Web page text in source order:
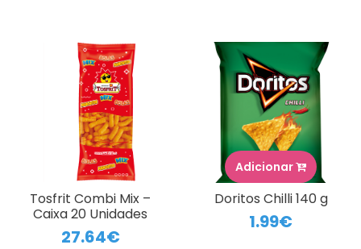
Tosfrit Combi Mix –
Caixa 20 Unidades
27.64€
Adicionar
Doritos Chilli 140 g
1.99€